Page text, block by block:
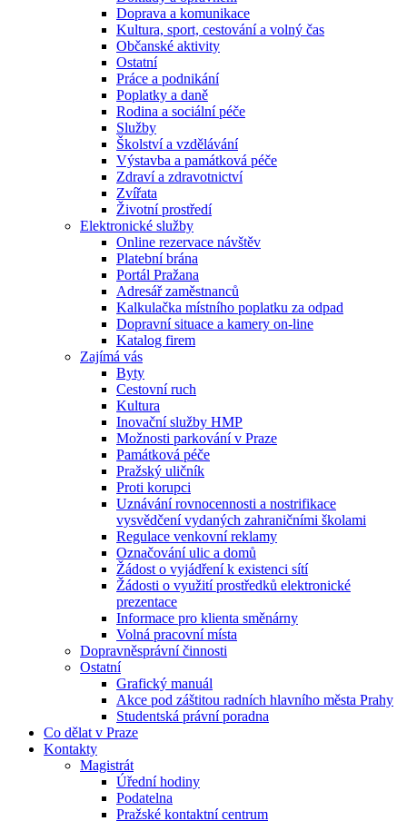
Doprava a komunikace
Kultura, sport, cestování a volný čas
Občanské aktivity
Ostatní
Práce a podnikání
Poplatky a daně
Rodina a sociální péče
Služby
Školství a vzdělávání
Výstavba a památková péče
Zdraví a zdravotnictví
Zvířata
Životní prostředí
Elektronické služby
Online rezervace návštěv
Platební brána
Portál Pražana
Adresář zaměstnanců
Kalkulačka místního poplatku za odpad
Dopravní situace a kamery on-line
Katalog firem
Zajímá vás
Byty
Cestovní ruch
Kultura
Inovační služby HMP
Možnosti parkování v Praze
Památková péče
Pražský uličník
Proti korupci
Uznávání rovnocennosti a nostrifikace
vysvědčení vydaných zahraničními školami
Regulace venkovní reklamy
Označování ulic a domů
Žádost o vyjádření k existenci sítí
Žádosti o využití prostředků elektronické
prezentace
Informace pro klienta směnárny
Volná pracovní místa
Dopravněsprávní činnosti
Ostatní
Grafický manuál
Akce pod záštitou radních hlavního města Prahy
Studentská právní poradna
Co dělat v Praze
Kontakty
Magistrát
Úřední hodiny
Podatelna
Pražské kontaktní centrum